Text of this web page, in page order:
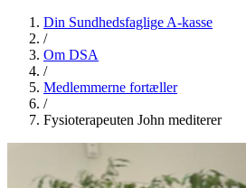
Din Sundhedsfaglige A-kasse
/
Om DSA
/
Medlemmerne fortæller
/
Fysioterapeuten John mediterer